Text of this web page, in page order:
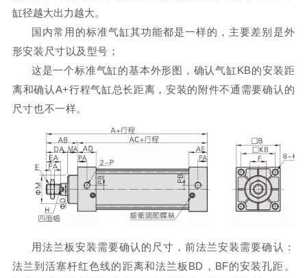
缸径越大出力越大。
国内常用的标准气缸其功能都是一样的，主要差别是外
形安装尺寸以及型号；
这是一个标准气缸的基本外形图，确认气缸KB的安装距
离和确认A+行程气缸总长距离，安装的附件不通需要确认的
尺寸也不一样。
用法兰板安装需要确认的尺寸，前法兰安装需要确认：
法兰到活塞杆红色线的距离和法兰板 BD ， BF的安装孔距。